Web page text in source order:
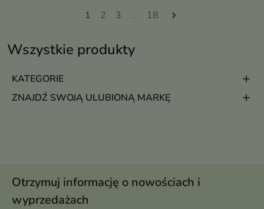
Wszystkie produkty
KATEGORIE
ZNAJDŹ SWOJĄ ULUBIONĄ MARKĘ
1 2 3 … 18 
Otrzymuj informację o nowościach i
wyprzedażach